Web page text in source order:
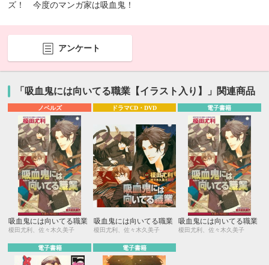
ズ！ 今度のマンガ家は吸血鬼！
アンケート
「吸血鬼には向いてる職業【イラスト入り】」関連商品
ノベルズ
吸血鬼には向いてる職業
榎田尤利、佐々木久美子
ドラマCD・DVD
吸血鬼には向いてる職業
榎田尤利、佐々木久美子
電子書籍
吸血鬼には向いてる職業
榎田尤利、佐々木久美子
電子書籍 電子書籍